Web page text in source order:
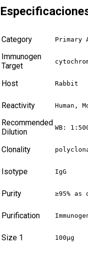
Category Primary
Immunogen
Target
Host Rabbit
Reactivity Human,
Recommended
Dilution
WB:
Clonality
Isotype IgG
Purity ≥95% as
Purification
Size 1 100µg